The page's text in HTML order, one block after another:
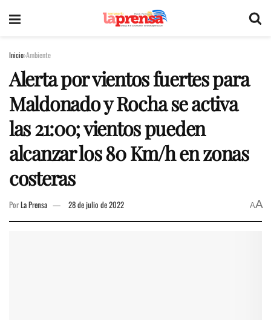
Inicio Ambiente
Alerta por vientos fuertes para
Maldonado y Rocha se activa
las 21:00; vientos pueden
alcanzar los 80 Km/h en zonas
costeras
PorLa Prensa 28 de julio de 2022 AA